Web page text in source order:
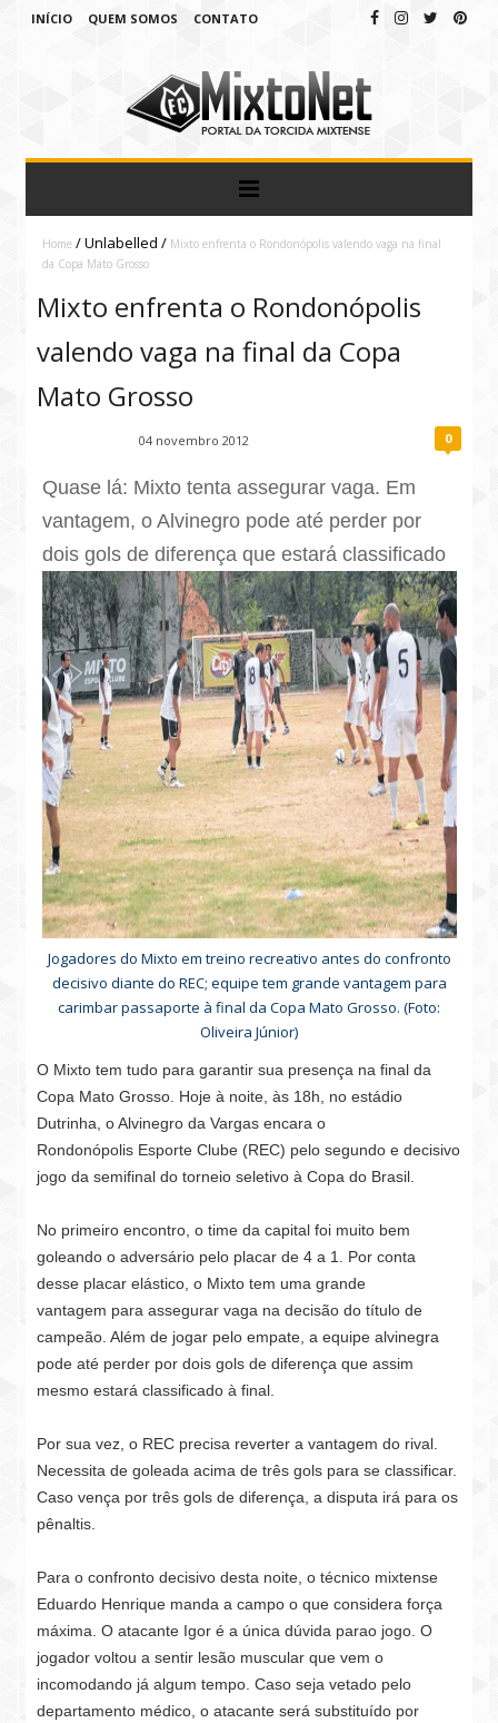
INÍCIO QUEM SOMOS CONTATO
Home /Unlabelled/ Mixto enfrenta o Rondonópolis valendo vaga na final
da Copa Mato Grosso
Mixto enfrenta o Rondonópolis
valendo vaga na final da Copa
Mato Grosso
04 novembro 2012 0
Quase lá: Mixto tenta assegurar vaga. Em
vantagem, o Alvinegro pode até perder por
dois gols de diferença que estará classificado
Jogadores do Mixto em treino recreativo antes do confronto
decisivo diante do REC; equipe tem grande vantagem para
carimbar passaporte à final da Copa Mato Grosso. (Foto:
Oliveira Júnior)
O Mixto tem tudo para garantir sua presença na final da
Copa Mato Grosso. Hoje à noite, às 18h, no estádio
Dutrinha, o Alvinegro da Vargas encara o
Rondonópolis Esporte Clube (REC) pelo segundo edecisivo
jogo da semifinal do torneio seletivo à Copa do Brasil.
No primeiro encontro, o time da capital foi muito bem
goleando o adversário pelo placar de 4 a 1. Por conta
desse placar elástico, o Mixto tem uma grande
vantagem para assegurar vaga na decisão do título de
campeão. Além de jogar pelo empate, a equipe alvinegra
pode até perder por dois gols de diferença que assim
mesmo estará classificado à final.
Por sua vez, o REC precisa reverter a vantagem do rival.
Necessita de goleada acima de três gols para se classificar.
Caso vença por três gols de diferença, a disputa irá para os
pênaltis.
Para o confronto decisivo desta noite, o técnico mixtense
Eduardo Henrique manda a campo o que considera força
máxima. O atacante Igor é a única dúvida parao jogo. O
jogador voltou a sentir lesão muscular que vem o
incomodando já algum tempo. Caso seja vetado pelo
departamento médico, o atacanteserá substituído por